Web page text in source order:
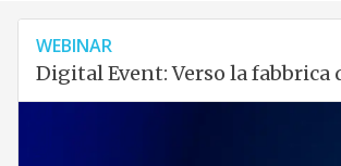
WEBINAR
Digital Event: Verso la fabbrica